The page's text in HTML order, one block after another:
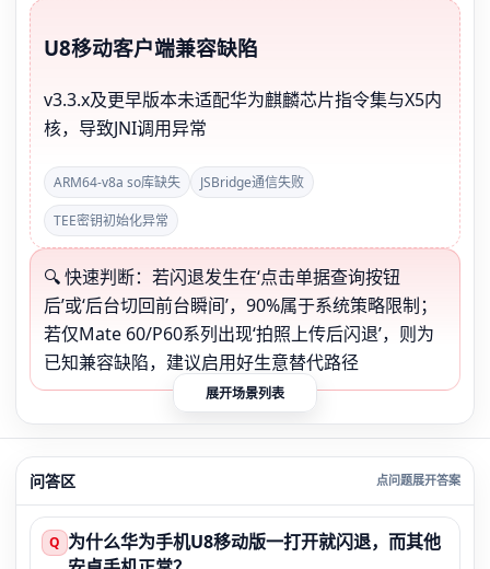
U8移动客户端兼容缺陷
v3.3.x及更早版本未适配华为麒麟芯片指令集与X5内
核，导致JNI调用异常
ARM64-v8a so库缺失 JSBridge通信失败
TEE密钥初始化异常
🔍 快速判断：若闪退发生在‘点击单据查询按钮
后’或‘后台切回前台瞬间’，90%属于系统策略限制；
若仅Mate 60/P60系列出现‘拍照上传后闪退’，则为
已知兼容缺陷，建议启用好生意替代路径
展开场景列表
问答区
Q 为什么华为手机U8移动版一打开就闪退，而其他